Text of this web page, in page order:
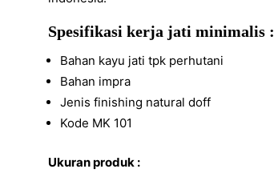
Spesifikasi kerja jati minimalis :
Bahan kayu jati tpk perhutani
Bahan impra
Jenis finishing natural doff
Kode MK 101
Ukuran produk :